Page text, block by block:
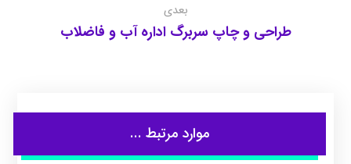
بعدی
طراحی و چاپ سربرگ اداره آب و فاضلاب
موارد مرتبط ...